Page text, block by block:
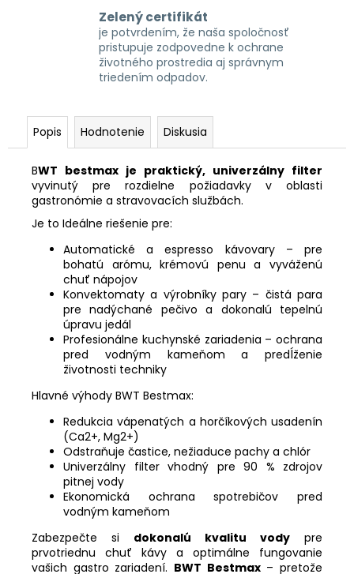
Zelený certifikát
je potvrdením, že naša spoločnosť
pristupuje zodpovedne k ochrane
životného prostredia aj správnym
triedením odpadov.
Popis Hodnotenie Diskusia
BWT bestmax je praktický, univerzálny filter
vyvinutý pre rozdielne požiadavky v oblasti
gastronómie a stravovacích službách.
Je to Ideálne riešenie pre:
Automatické a espresso kávovary – pre
bohatú arómu, krémovú penu a vyváženú
chuť nápojov
Konvektomaty a výrobníky pary – čistá para
pre nadýchané pečivo a dokonalú tepelnú
úpravu jedál
Profesionálne kuchynské zariadenia – ochrana
pred vodným kameňom a predĺženie
životnosti techniky
Hlavné výhody BWT Bestmax:
Redukcia vápenatých a horčíkových usadenín
(Ca2+, Mg2+)
Odstraňuje častice, nežiaduce pachy a chlór
Univerzálny filter vhodný pre 90 % zdrojov
pitnej vody
Ekonomická ochrana spotrebičov pred
vodným kameňom
Zabezpečte si dokonalú kvalitu vody pre
prvotriednu chuť kávy a optimálne fungovanie
vašich gastro zariadení. BWT Bestmax– pretože